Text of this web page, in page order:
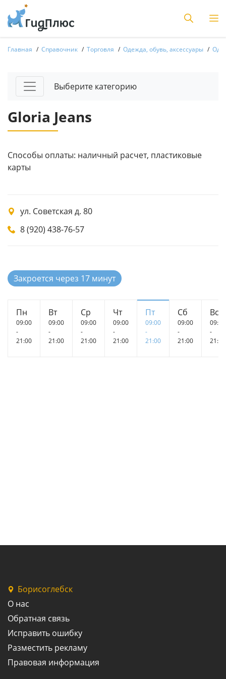
Главная Справочник Торговля Одежда, обувь, аксессуары
Выберите категорию
Gloria Jeans
Способы оплаты: наличный расчет, пластиковые
карты
ул. Советская д. 80
8 (920) 438-76-57
Закроется через 17 минут
Пн
09:00
-
21:00
Вт
09:00
-
21:00
Ср
09:00
-
21:00
Чт
09:00
-
21:00
Пт
09:00
-
21:00
Сб
09:00
-
21:00
Вс
09:00
-
21:00
Борисоглебск
О нас
Обратная связь
Исправить ошибку
Разместить рекламу
Правовая информация